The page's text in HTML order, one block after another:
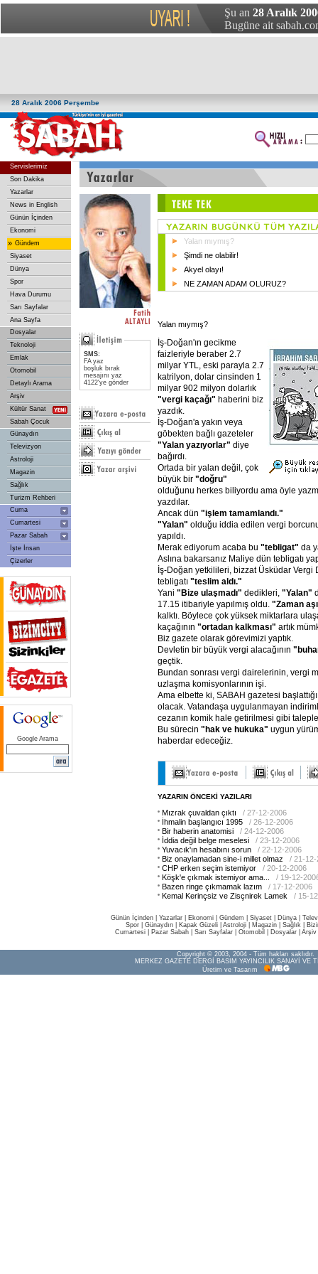
Şu an 28 Aralık
Bugüne ait
28 Aralık 2006 Perşembe
Servislerimiz
Son Dakika
Yazarlar
News in English
Günün İçinden
Ekonomi
» Gündem
Siyaset
Dünya
Spor
Hava Durumu
Sarı Sayfalar
Ana Sayfa
Dosyalar
Teknoloji
Emlak
Otomobil
Detaylı Arama
Arşiv
Kültür Sanat
Sabah Çocuk
Günaydın
Televizyon
Astroloji
Magazin
Sağlık
Turizm Rehberi
Cuma
Cumartesi
Pazar Sabah
İşte İnsan
Çizerler
Google Arama
SMS:
FA yaz
boşluk bırak
mesajını yaz
4122'ye gönder
Yalan mıymış?
Şimdi ne olabilir!
Akyel olayı!
NE ZAMAN ADAM OLURUZ?
Yalan mıymış?
İş-Doğan'ın gecikme
faizleriyle beraber 2.7
milyar YTL, eski parayla 2.7
katrilyon, dolar cinsinden 1
milyar 902 milyon dolarlık
"vergi kaçağı" haberini biz
yazdık.
İş-Doğan'a yakın veya
göbekten bağlı gazeteler
"Yalan yazıyorlar" diye
bağırdı.
Ortada bir yalan değil, çok
büyük bir "doğru"
olduğunu herkes biliyordu ama öyle
yazdılar.
Ancak dün "işlem tamamlandı."
"Yalan" olduğu iddia edilen vergi
yapıldı.
Merak ediyorum acaba bu "tebligat" da
Aslına bakarsanız Maliye dün tebligatı
İş-Doğan yetkilileri, bizzat Üsküdar Vergi
tebligatı "teslim aldı."
Yani "Bize ulaşmadı" dedikleri, "Yalan"
17.15 itibariyle yapılmış oldu. "Zaman
kalktı. Böylece çok yüksek miktarlara
kaçağının "ortadan kalkması" artık
Biz gazete olarak görevimizi yaptık.
Devletin bir büyük vergi alacağının
geçtik.
Bundan sonrası vergi dairelerinin, vergi
uzlaşma komisyonlarının işi.
Ama elbette ki, SABAH gazetesi
olacak. Vatandaşa uygulanmayan
cezanın komik hale getirilmesi gibi
Bu sürecin "hak ve hukuka" uygun
haberdar edeceğiz.
YAZARIN ÖNCEKİ YAZILARI
Mızrak çuvaldan çıktı
/ 27-12-2006
İhmalin başlangıcı 1995
/ 26-12-2006
Bir haberin anatomisi
/ 24-12-2006
İddia değil belge meselesi
/ 23-12-2006
Yuvacık'ın hesabını sorun
/ 22-12-2006
Biz onaylamadan sine-i millet olmaz
/ 21-12-
CHP erken seçim istemiyor
/ 20-12-2006
Köşk'e çıkmak istemiyor ama...
/ 19-12-
Bazen ringe çıkmamak lazım
/ 17-12-2006
Kemal Kerinçsiz ve Zisçnirek Lamek
/ 15-
Günün İçinden Yazarlar Ekonomi Gündem Siyaset Dünya |
Spor
Günaydın Kapak Güzeli Astroloji Magazin Sağlık
Cumartesi
Pazar Sabah Sarı Sayfalar Otomobil Dosyalar Arşiv
Copyright © 2003, 2004 - Tüm hakları saklıdır.
MERKEZ GAZETE DERGİ BASIM YAYINCILIK SANAYİ VE
Üretim ve Tasarım